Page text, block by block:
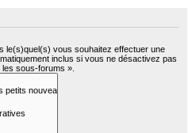
le(s)quel(s) vous souhaitez effectuer une
inclus si vous ne désactivez pas
sous-forums ».